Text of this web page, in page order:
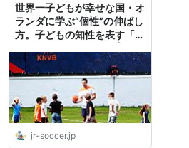
世界一子どもが幸せな国・オ
ランダに学ぶ“個性”の伸ばし
方。子どもの知性を表す「８
ニアサッカーを応援しよう！
jr-soccer.jp